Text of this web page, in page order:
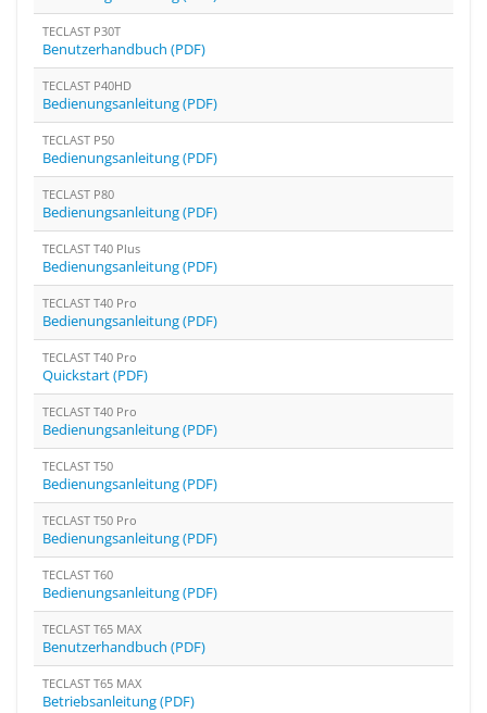
TECLAST P30T
Benutzerhandbuch (PDF)
TECLAST P40HD
Bedienungsanleitung (PDF)
TECLAST P50
Bedienungsanleitung (PDF)
TECLAST P80
Bedienungsanleitung (PDF)
TECLAST T40 Plus
Bedienungsanleitung (PDF)
TECLAST T40 Pro
Bedienungsanleitung (PDF)
TECLAST T40 Pro
Quickstart (PDF)
TECLAST T40 Pro
Bedienungsanleitung (PDF)
TECLAST T50
Bedienungsanleitung (PDF)
TECLAST T50 Pro
Bedienungsanleitung (PDF)
TECLAST T60
Bedienungsanleitung (PDF)
TECLAST T65 MAX
Benutzerhandbuch (PDF)
TECLAST T65 MAX
Betriebsanleitung (PDF)